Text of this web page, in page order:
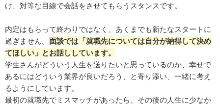
け、対等な目線で会話をさせてもらうスタンスです。
内定はもらって終わりではなく、あくまでも新たなスタートに
過ぎません。 面談では「就職先については自分が納得して決め
てほしい」とお話ししています。
学生さんがどういう人生を送りたいと思っているのか、幸せで
あるにはどういう業界が良いだろう、と寄り添い、一緒に考え
るようにしています。
最初の就職先でミスマッチがあったら、その後の人生に少なか